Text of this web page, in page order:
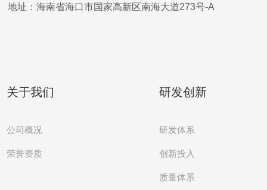
关于我们
公司概况
荣誉资质
研发创新
研发体系
创新投入
质量体系
地址：海南省海口市国家高新区南海大道273号-A